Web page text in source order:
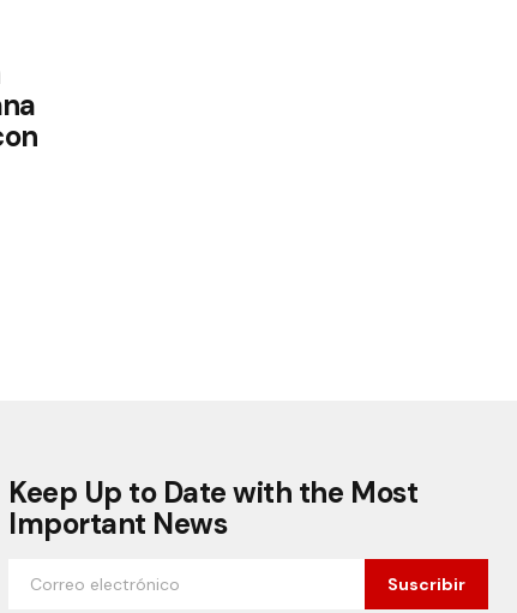
Keep Up to Date with the Most
Important News
Suscribir